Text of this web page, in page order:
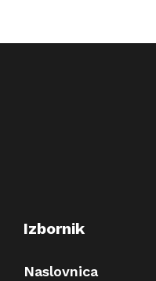
Izbornik
Naslovnica